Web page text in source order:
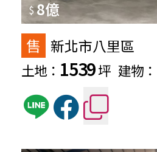
$8億
售 新北市八里區
土地： 1539坪 建物：